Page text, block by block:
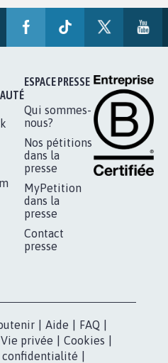
ESPACE PRESSE
Qui sommes-
nous?
Nos pétitions
dans la
presse
MyPetition
dans la
presse
Contact
presse
Aide FAQ
Vie privée Cookies